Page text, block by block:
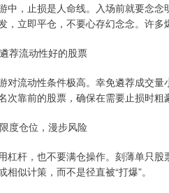
中，止损是人命线。入场前就要念念
，立即平仓，不要心存幻念念。许多
荐流动性好的股票
对流动性条件极高。幸免遴荐成交
次靠前的股票，确保在需要止损时粗
度仓位，漫步风险
杠杆，也不要满仓操作。刻薄单只
相似计策，而不是径直被“打爆”。